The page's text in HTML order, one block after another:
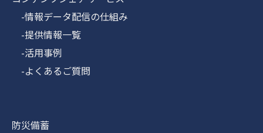
-情報データ配信の仕組み
-提供情報一覧
-活用事例
-よくあるご質問
防災備蓄